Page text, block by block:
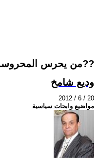
من يحرس المحروسة .. مصر??
وديع شامخ
2012 / 6 / 20
مواضيع وابحاث سياسية